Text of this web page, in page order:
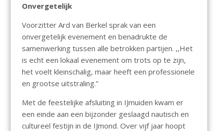
Onvergetelijk
Voorzitter Ard van Berkel sprak van een
onvergetelijk evenement en benadrukte de
samenwerking tussen alle betrokken partijen. ,,Het
is echt een lokaal evenement om trots op te zijn,
het voelt kleinschalig, maar heeft een professionele
en grootse uitstraling.”
Met de feestelijke afsluiting in IJmuiden kwam er
een einde aan een bijzonder geslaagd nautisch en
cultureel festijn in de IJmond. Over vijf jaar hoopt